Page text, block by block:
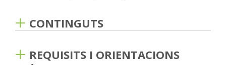
CONTINGUTS
contribueix des del principi a preparar la tercera
part del programa i situar-la dintre del context de
REQUISITS I ORIENTACIONS